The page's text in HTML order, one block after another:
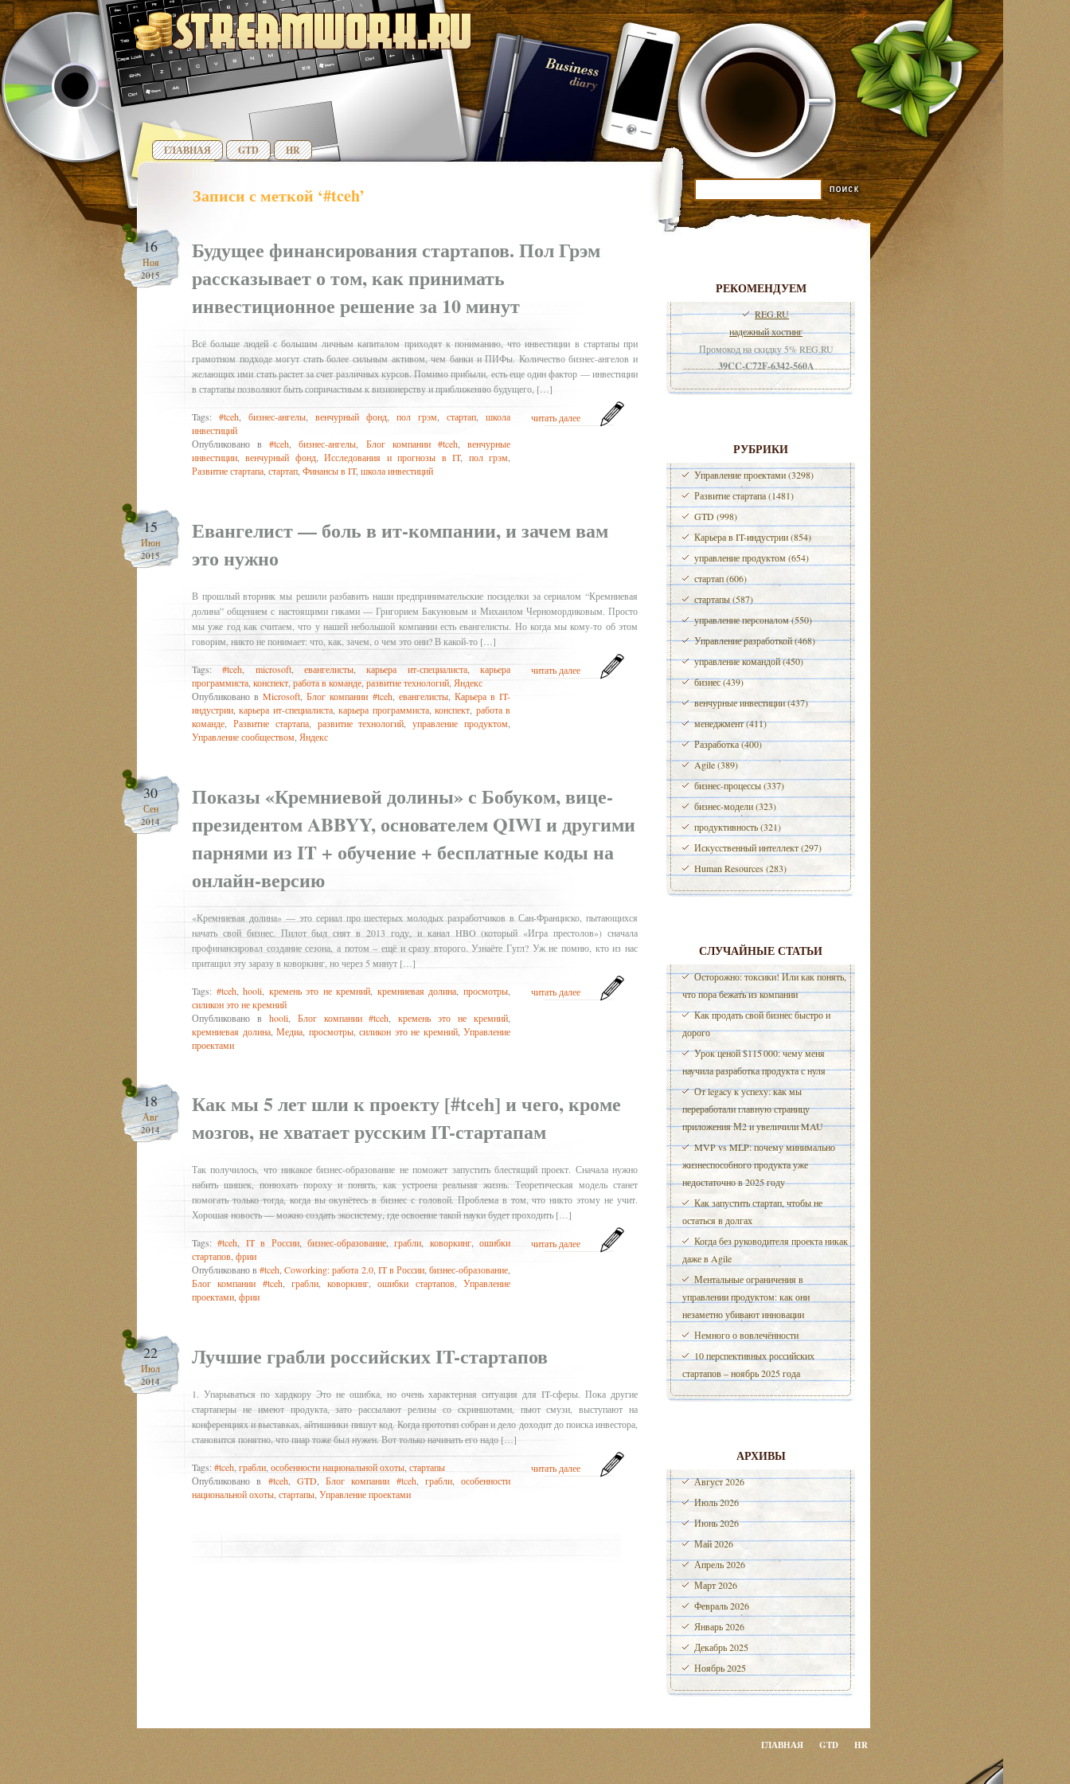
ГЛАВНАЯ GTD HR
Записи с меткой ‘#tceh’
16
Ноя
2015
Будущее финансирования стартапов. Пол Грэм
рассказывает о том, как принимать
инвестиционное решение за 10 минут
Всё больше людей с большим личным капиталом приходят к пониманию, что инвестиции в стартапы при
грамотном подходе могут стать более сильным активом, чем банки и ПИФы. Количество бизнес-ангелов и
желающих ими стать растет за счет различных курсов. Помимо прибыли, есть еще один фактор — инвестиции
в стартапы позволяют быть сопричастным к визионерству и приближению будущего, […]
Tags: #tceh бизнес-ангелы венчурный фонд пол грэм стартап
школа
инвестиций
Опубликовано в#tceh ,бизнес-ангелы Блог компании #tceh,венчурные
инвестиции ,венчурный фонд,Исследования и прогнозы в IT, пол грэм
Развитие стартапа стартап Финансы в IT, школа инвестиций
читать далее
15
Июн
2015
Евангелист — боль в ит-компании, и зачем вам
это нужно
В прошлый вторник мы решили разбавить наши предпринимательские посиделки за сериалом “Кремниевая
долина” общением с настоящими гиками — Григорием Бакуновым и Михаилом Черномордиковым. Просто
мы уже год как считаем, что у нашей небольшой компании есть евангелисты. Но когда мы кому-то об этом
говорим, никто не понимает: что, как, зачем, о чем это они? В какой-то […]
Tags:#tceh,microsoft,евангелисты,карьера ит-специалиста,карьера
программиста конспект работа в команде развитие технологий Яндекс
Опубликовано вMicrosoft ,Блог компании #tceh, евангелисты, Карьера в IT-
индустрии ,карьера ит-специалиста,карьера программиста,конспект работа в
команде
Развитие стартапа, развитие технологий ,управление продуктом
Управление сообществом Яндекс
читать далее
30
Сен
2014
Показы «Кремниевой долины» с Бобуком, вице-
президентом ABBYY, основателем QIWI и другими
парнями из IT + обучение + бесплатные коды на
онлайн-версию
«Кремниевая долина» — это сериал про шестерых молодых разработчиков в Сан-Франциско, пытающихся
начать свой бизнес. Пилот был снят в 2013 году, и канал HBO (который «Игра престолов») сначала
профинансировал создание сезона, а потом – ещё и сразу второго. Узнаёте Гугл? Уж не помню, кто из нас
притащил эту заразу в коворкинг, но через 5 минут […]
Tags: #tceh,hooli кремень это не кремний кремниевая долина ,просмотры
силикон это не кремний
Опубликовано в hooli, Блог компании #tceh ,кремень это не кремний
кремниевая долина, Медиа просмотры, силикон это не кремний, Управление
проектами
читать далее
18
Авг
2014
Как мы 5 лет шли к проекту [#tceh] и чего, кроме
мозгов, не хватает русским IT-стартапам
Так получилось, что никакое бизнес-образование не поможет запустить блестящий проект. Сначала нужно
набить шишек, понюхать пороху и понять, как устроена реальная жизнь. Теоретическая модель станет
помогать только тогда, когда вы окунётесь в бизнес с головой. Проблема в том, что никто этому не учит.
Хорошая новость — можно создать экосистему, где освоение такой науки будет проходить […]
Tags:#tceh, IT в России, бизнес-образование,грабли, коворкинг, ошибки
стартапов,фрии
Опубликовано в#tceh,Coworking: работа 2.0,IT в России,бизнес-образование,
Блог компании #tceh, грабли,коворкинг,ошибки стартапов,Управление
проектами,фрии
читать далее
22
Июл
2014
Лучшие грабли российских IT-стартапов
1. Упарываться по хардкору Это не ошибка, но очень характерная ситуация для IT-сферы. Пока другие
стартаперы не имеют продукта, зато рассылают релизы со скриншотами, пьют смузи, выступают на
конференциях и выставках, айтишники пишут код. Когда прототип собран и дело доходит до поиска инвестора,
становится понятно, что пиар тоже был нужен. Вот только начинать его надо […]
Tags: #tceh,грабли,особенности национальной охоты,стартапы
Опубликовано в #tceh, GTD, Блог компании #tceh, грабли, особенности
национальной охоты,стартапы,Управление проектами
читать далее
РЕКОМЕНДУЕМ
REG.RU
надежный хостинг
Промокод на скидку 5% REG.RU
39CC-C72F-6342-560A
РУБРИКИ
Управление проектами (3298)
Развитие стартапа (1481)
GTD (998)
Карьера в IT-индустрии (854)
управление продуктом (654)
стартап (606)
стартапы (587)
управление персоналом (550)
Управление разработкой (468)
управление командой (450)
бизнес (439)
венчурные инвестиции (437)
менеджмент (411)
Разработка (400)
Agile (389)
бизнес-процессы (337)
бизнес-модели (323)
продуктивность (321)
Искусственный интеллект (297)
Human Resources (283)
СЛУЧАЙНЫЕ СТАТЬИ
Осторожно: токсики! Или как понять,
что пора бежать из компании
Как продать свой бизнес быстро и
дорого
Урок ценой $115 000: чему меня
научила разработка продукта с нуля
От legacy к успеху: как мы
переработали главную страницу
приложения М2 и увеличили MAU
MVP vs MLP: почему минимально
жизнеспособного продукта уже
недостаточно в 2025 году
Как запустить стартап, чтобы не
остаться в долгах
Когда без руководителя проекта никак
даже в Agile
Ментальные ограничения в
управлении продуктом: как они
незаметно убивают инновации
Немного о вовлечённости
10 перспективных российских
стартапов – ноябрь 2025 года
АРХИВЫ
Август 2026
Июль 2026
Июнь 2026
Май 2026
Апрель 2026
Март 2026
Февраль 2026
Январь 2026
Декабрь 2025
Ноябрь 2025
ГЛАВНАЯ GTD HR